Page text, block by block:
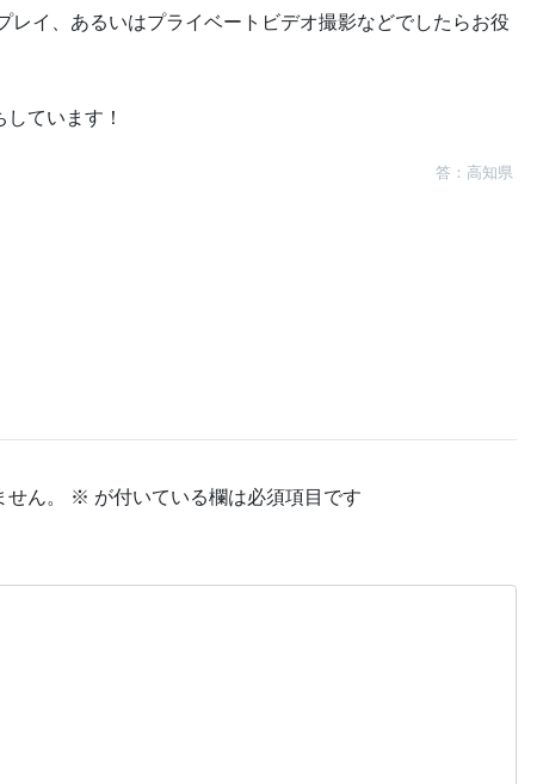
レイ、あるいはプライベートビデオ撮影などでしたらお役
ています！
答：高知県
ん。 ※ が付いている欄は必須項目です